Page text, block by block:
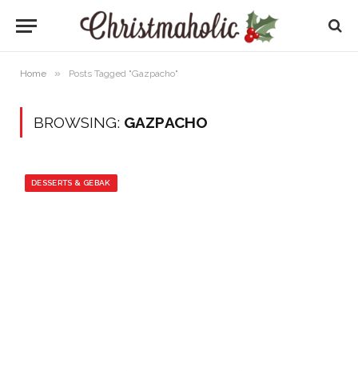
Home » Posts Tagged "Gazpacho"
BROWSING: GAZPACHO
DESSERTS & GEBAK